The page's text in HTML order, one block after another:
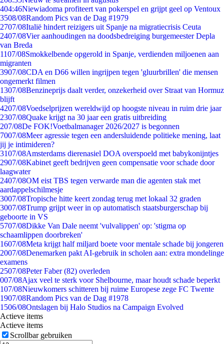
404:46Niewiadoma profiteert van pokerspel en grijpt geel op Ventoux
3508/08Random Pics van de Dag #1979
2707/08Italië hindert reizigers uit Spanje na migratiecrisis Ceuta
2407/08Vier aanhoudingen na doodsbedreiging burgemeester Depla
van Breda
1107/08Smokkelbende opgerold in Spanje, verdienden miljoenen aan
migranten
3907/08CDA en D66 willen ingrijpen tegen 'gluurbrillen' die mensen
ongemerkt filmen
1307/08Benzineprijs daalt verder, onzekerheid over Straat van Hormuz
blijft
4207/08Voedselprijzen wereldwijd op hoogste niveau in ruim drie jaar
2307/08Quake krijgt na 30 jaar een gratis uitbreiding
207/08De FOK!Voetbalmanager 2026/2027 is begonnen
7007/08Meer agressie tegen een andersluidende politieke mening, laat
jij je intimideren?
3107/08Amsterdams dierenasiel DOA overspoeld met babykonijntjes
2907/08Kabinet geeft bedrijven geen compensatie voor schade door
laagwater
2407/08OM eist TBS tegen verwarde man die agenten stak met
aardappelschilmesje
3007/08Tropische hitte keert zondag terug met lokaal 32 graden
3007/08Trump grijpt weer in op automatisch staatsburgerschap bij
geboorte in VS
5707/08Dikke Van Dale neemt 'vulvalippen' op: 'stigma op
schaamlippen doorbreken'
1607/08Meta krijgt half miljard boete voor mentale schade bij jongeren
2007/08Denemarken pakt AI-gebruik in scholen aan: extra mondelinge
examens
2507/08Peter Faber (82) overleden
007/08Ajax veel te sterk voor Shelbourne, maar houdt schade beperkt
107/08Nieuwkomers schitteren bij ruime Europese zege FC Twente
1907/08Random Pics van de Dag #1978
1506/08Ontslagen bij Halo Studios na Campaign Evolved
Actieve items
Actieve items
Scrollbar gebruiken